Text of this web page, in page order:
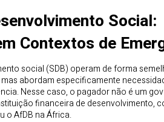
Social:
Contextos de
social (SDB) operam de forma
abordam especificamente
Nesse caso, o pagador não é um
financeira de desenvolvimento,
o AfDB na África.